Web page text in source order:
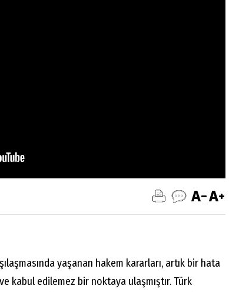
yaşanan hakem kararları, artık bir hata
ve kabul edilemez bir noktaya ulaşmıştır. Türk